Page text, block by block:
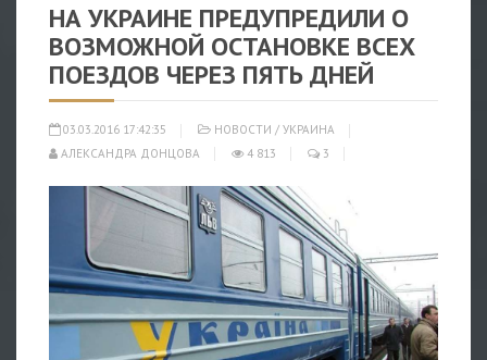
НА УКРАИНЕ ПРЕДУПРЕДИЛИ О
ВОЗМОЖНОЙ ОСТАНОВКЕ ВСЕХ
ПОЕЗДОВ ЧЕРЕЗ ПЯТЬ ДНЕЙ
03.03.2016 17:42:35 НОВОСТИ / УКРАИНА
АЛЕКСАНДРА ДОНЦОВА
4 813 3